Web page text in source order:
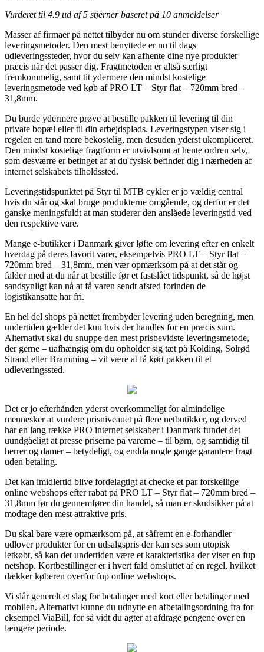
Vurderet til 4.9 ud af 5 stjerner baseret på 10 anmeldelser
Masser af firmaer på nettet tilbyder nu om stunder diverse forskellige
leveringsmetoder. Den mest benyttede er nu til dags
udleveringssteder, hvor du selv kan afhente dine nye produkter
præcis når det passer dig. Fragtmetoden er altså særligt
fremkommelig, samt tit ydermere den mindst kostelige
leveringsmetode ved køb af PRO LT – Styr flat – 720mm bred –
31,8mm.
Du burde ydermere prøve at bestille pakken til levering til din
private bopæl eller til din arbejdsplads. Leveringstypen viser sig i
regelen en tand mere bekostelig, men desuden yderst ukompliceret.
Den mindst kostelige fragtform er utvivlsomt at hente ordren selv,
som desværre er betinget af at du fysisk befinder dig i nærheden af
internet selskabets tilholdssted.
Leveringstidspunktet på Styr til MTB cykler er jo vældig central
hvis du står og skal bruge produkterne omgående, og derfor er det
ganske meningsfuldt at man studerer den anslåede leveringstid ved
den respektive vare.
Mange e-butikker i Danmark giver løfte om levering efter en enkelt
hverdag på deres favorit varer, eksempelvis PRO LT – Styr flat –
720mm bred – 31,8mm, men vær opmærksom på at det står og
falder med at du når at bestille før et fastslået tidspunkt, så de højst
sandsynligt kan nå at få varen sendt afsted forinden de
logistikansatte har fri.
En hel del shops på nettet frembyder levering uden beregning, men
undertiden gælder det kun hvis der handles for en præcis sum.
Alternativt skal du snuppe den mest prisbevidste leveringsmetode,
der gerne – uafhængig om du opholder sig tæt på Kolding, Solrød
Strand eller Bramming – vil være at få kørt pakken til et
udleveringssted.
Det er jo efterhånden yderst overkommeligt for almindelige
mennesker at vurdere prisniveauet på flere netbutikker, og derved
har en lang række PRO internet selskaber i Danmark fundet det
uundgåeligt at presse priserne på varerne – til børn, og samtidig til
herrer og damer – betydeligt, og endda nogle gange garantere fragt
uden betaling.
Det kan imidlertid blive fordelagtigt at checke et par forskellige
online webshops efter rabat på PRO LT – Styr flat – 720mm bred –
31,8mm før du gennemfører din handel, så man er skudsikker på at
modtage den mest attraktive pris.
Du skal bare være opmærksom på, at såfremt en e-forhandler
udlover produkter for en udsalgspris der kan ses som utopisk
letkøbt, så kan det undertiden være et karakteristika der viser en fup
netshop. Kortbestillinger er i hvert fald omsluttet af en regel, hvilket
dækker køberen overfor fup online webshops.
Vi slår generelt et slag for betalinger med kort eller betalinger med
mobilen. Alternativt kunne du udnytte en afbetalingsordning fra for
eksempel ViaBill, for så vidt du agter at afdrage pengene over en
længere periode.